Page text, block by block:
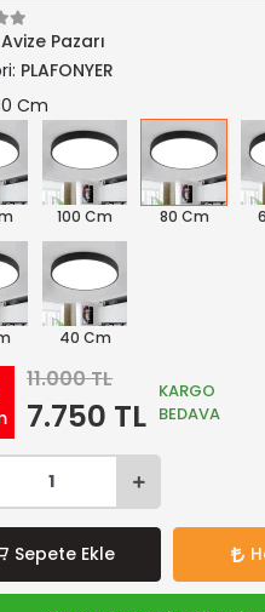
Avize Pazarı
PLAFONYER
Cm
100 Cm 80 Cm
40 Cm
11.000 TL
7.750 TL
KARGO
BEDAVA
Sepete Ekle